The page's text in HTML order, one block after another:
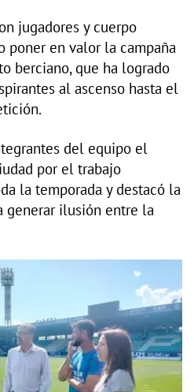
jugadores y cuerpo
poner en valor la campaña
berciano, que ha logrado
al ascenso hasta el
del equipo el
por el trabajo
la temporada y destacó la
generar ilusión entre la